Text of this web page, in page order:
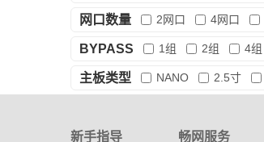
AQC113C
X550-T2
网口数量 2网口 4网口
BYPASS 1组 2组 4组
主板类型 NANO 2.5寸
新手指导 畅网服务